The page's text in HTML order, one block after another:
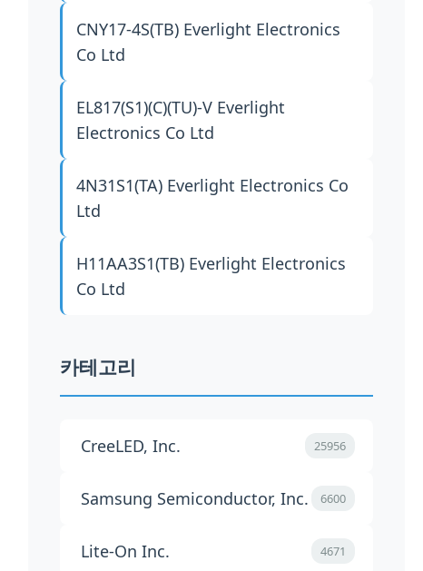
CNY17-4S(TB) Everlight Electronics
Co Ltd
EL817(S1)(C)(TU)-V Everlight
Electronics Co Ltd
4N31S1(TA) Everlight Electronics Co
Ltd
H11AA3S1(TB) Everlight Electronics
Co Ltd
카테고리
CreeLED, Inc. 25956
Samsung Semiconductor, Inc. 6600
Lite-On Inc. 4671